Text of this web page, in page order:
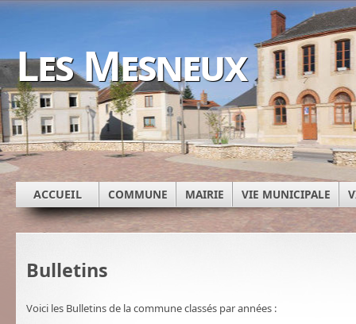
Les Mesneux
ACCUEIL COMMUNE MAIRIE VIE MUNICIPALE
Bulletins
Voici les Bulletins de la commune classés par années :